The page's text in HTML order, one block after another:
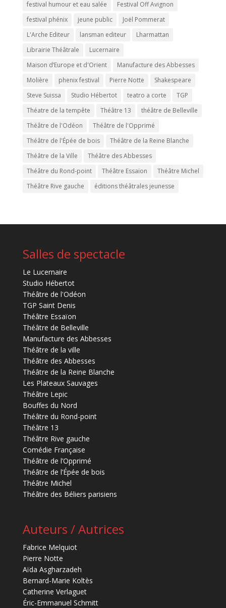
festival humour et eau salée
Festival Off Avignon
festival phénix
jeune public
Joël Pommerat
L'Arche Editeur
lansman editeur
Lharmattan
Librairie Théâtrale
Lucernaire
Maison d’Europe et d'Orient
Manufacture des Abbesses
Molière
phenix festival Pierre Notte
Shakespeare
Steve Suissa
Studio Hébertot teatro a corte
TGP
Théatre de la tempête
Théâtre 13
théâtre de Belleville
Théâtre de l'Odéon
Théâtre de l'Opprimé
Théâtre de l'Épée de bois
Théâtre de la Reine Blanche
Théâtre de la Ville
Théâtre des Abbesses
Théâtre du Rond-point
Théâtre Essaïon
Théâtre Michel
Théâtre Rive gauche
éditions théâtrales jeunesse
Salles de spectacle
Le Lucernaire
Studio Hébertot
Théâtre de l'Odéon
TGP Saint Denis
Théâtre Essaïon
Théâtre de Belleville
Manufacture des Abbesses
Théâtre de la ville
Théâtre des Abbesses
Théâtre de la Reine Blanche
Les Plateaux Sauvages
Théâtre Lepic
Bouffes du Nord
Théâtre du Rond-point
Théâtre 13
Théâtre Rive gauche
Comédie Française
Théâtre de l’Opprimé
Théâtre de l’Épée de bois
Théâtre Michel
Théâtre des Béliers parisiens
Auteurs / Autrices
Fabrice Melquiot
Pierre Notte
Aïda Asgharzadeh
Bernard-Marie Koltès
Catherine Verlaguet
Éric-Emmanuel Schmitt